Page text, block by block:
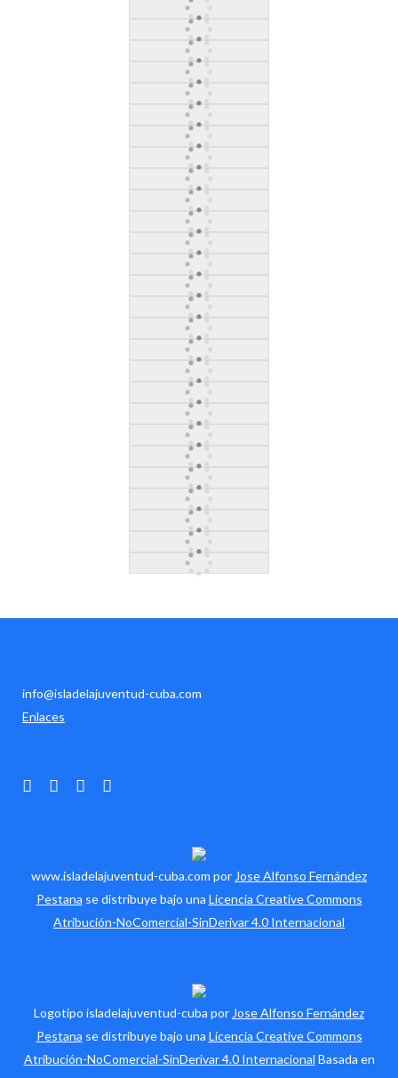
info@isladelajuventud-cuba.com
Enlaces
www.isladelajuventud-cuba.com por Jose Alfonso Fernández
Pestana se distribuye bajo una Licencia Creative Commons
Atribución-NoComercial-SinDerivar 4.0 Internacional
Logotipo isladelajuventud-cuba por Jose Alfonso Fernández
Pestana se distribuye bajo una Licencia Creative Commons
Atribución-NoComercial-SinDerivar 4.0 Internacional Basada en